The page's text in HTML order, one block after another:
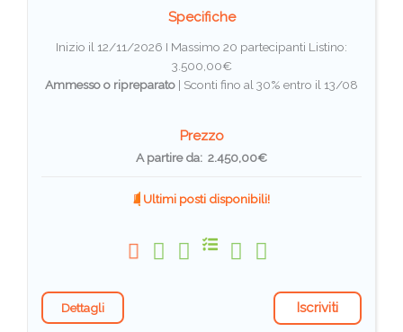
Specifiche
Inizio il 12/11/2026 I Massimo 20 partecipanti Listino:
3.500,00€
Ammesso o ripreparato | Sconti fino al 30% entro il 13/08
Prezzo
A partire da: 2.450,00€
Ultimi posti disponibili!
Dettagli Iscriviti